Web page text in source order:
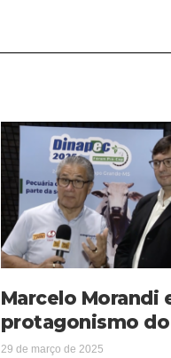
Marcelo Morandi
protagonismo do
29 de março de 2025